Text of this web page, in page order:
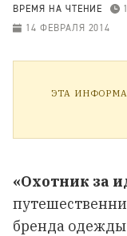
ВРЕМЯ НА ЧТЕНИЕ
14 ФЕВРАЛЯ 2014
ЭТА
«Охотник за
бренда